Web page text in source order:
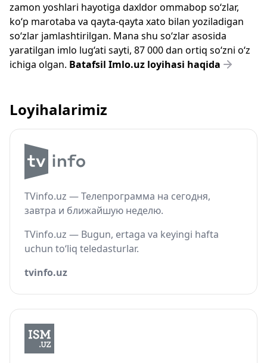
zamon yoshlari hayotiga daxldor ommabop so‘zlar,
ko‘p marotaba va qayta-qayta xato bilan yoziladigan
so‘zlar jamlashtirilgan. Mana shu so‘zlar asosida
yaratilgan imlo lug‘ati sayti, 87 000 dan ortiq so‘zni o‘z
ichiga olgan. Batafsil Imlo.uz loyihasi haqida
Loyihalarimiz
TVinfo.uz — Телепрограмма на сегодня,
завтра и ближайшую неделю.
TVinfo.uz — Bugun, ertaga va keyingi hafta
uchun to‘liq teledasturlar.
tvinfo.uz